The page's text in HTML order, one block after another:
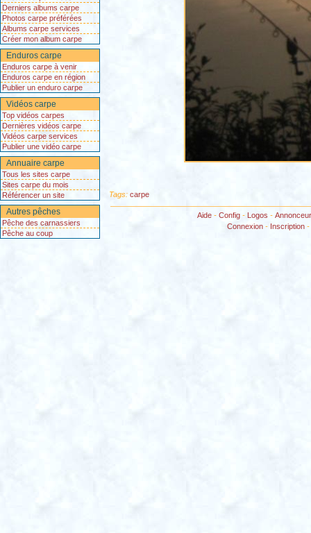
Derniers albums carpe
Photos carpe préférées
Albums carpe services
Créer mon album carpe
Enduros carpe
Enduros carpe à venir
Enduros carpe en région
Publier un enduro carpe
Vidéos carpe
Top vidéos carpes
Dernières vidéos carpe
Vidéos carpe services
Publier une vidéo carpe
Annuaire carpe
Tous les sites carpe
Sites carpe du mois
Référencer un site
Autres pêches
Pêche des carnassiers
Pêche au coup
Tags: carpe
Aide- Config- Logos -
Connexion - Inscription -